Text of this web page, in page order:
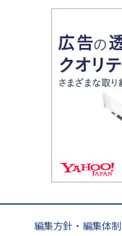
大阪府
兵庫県
鳥取県
島根県
香川県
鹿児島県
教育全般
大学受験塾の選び
中学受験に熱心
小学校受験
家庭教師
運動と遊びを考え
情報Ⅰ、数学が苦
アップ法
悩み多き「大学
英語・英会話・英
小学校教師が解
教育ジャーナリ
大学入試改革
ママテクエグザム
進化する中高一
編集方針・編集体制